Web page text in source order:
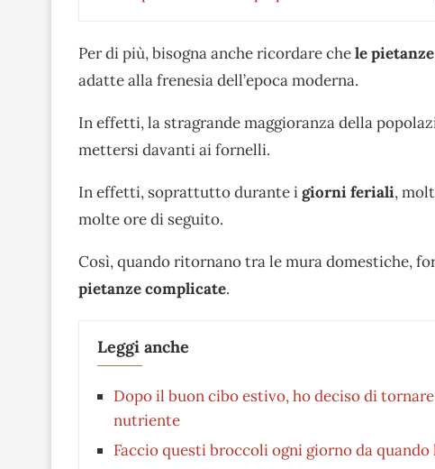
Per di più, bisogna anche ricordare chele
adatte alla frenesia dell’epoca moderna.
In effetti, la stragrande maggioranza della
mettersi davanti ai fornelli.
In effetti, soprattutto durante igiorni feriali,
molte ore di seguito.
Così, quando ritornano tra le mura domestiche,
pietanze complicate.
Leggi anche
Dopo il buon cibo estivo, ho deciso di
nutriente
Faccio questi broccoli ogni giorno da